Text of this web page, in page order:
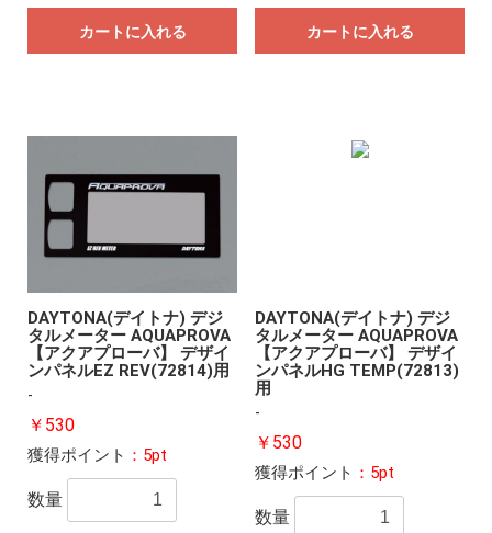
カートに入れる カートに入れる
DAYTONA(デイトナ) デジ
タルメーター AQUAPROVA
【アクアプローバ】 デザイ
ンパネルEZ REV(72814)用
-
￥530
獲得ポイント ：5pt
数量
DAYTONA(デイトナ) デジ
タルメーター AQUAPROVA
【アクアプローバ】 デザイ
ンパネルHG TEMP(72813)
用
-
￥530
獲得ポイント ：5pt
数量